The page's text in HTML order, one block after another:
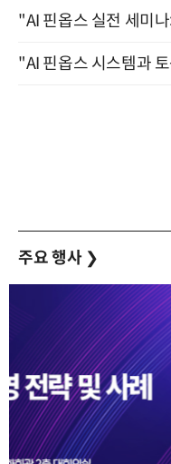
주요 행사 ❯